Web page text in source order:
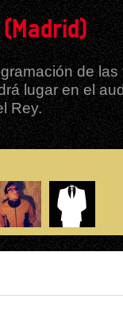
de las
lugar en el
Rey.